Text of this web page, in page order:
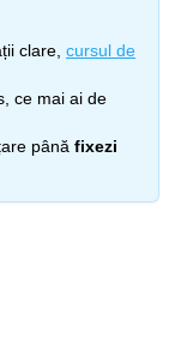
clare, cursul de
ce mai ai de
până fixezi